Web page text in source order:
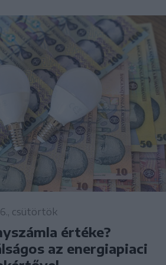
csütörtök
értéke?
az energiapiaci